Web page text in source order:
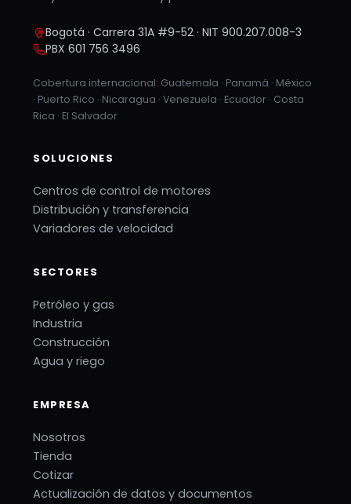
Bogotá · Carrera 31A #9-52 · NIT 900.207.008-3
PBX 601 756 3496
Cobertura internacional: Guatemala · Panamá · México
· Puerto Rico · Nicaragua · Venezuela · Ecuador · Costa
Rica · El Salvador
SOLUCIONES
Centros de control de motores
Distribución y transferencia
Variadores de velocidad
SECTORES
Petróleo y gas
Industria
Construcción
Agua y riego
EMPRESA
Nosotros
Tienda
Cotizar
Actualización de datos y documentos